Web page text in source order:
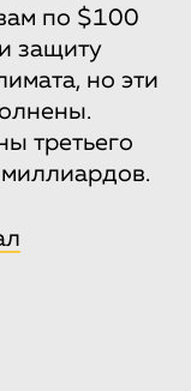
по $100
защиту
но эти
третьего